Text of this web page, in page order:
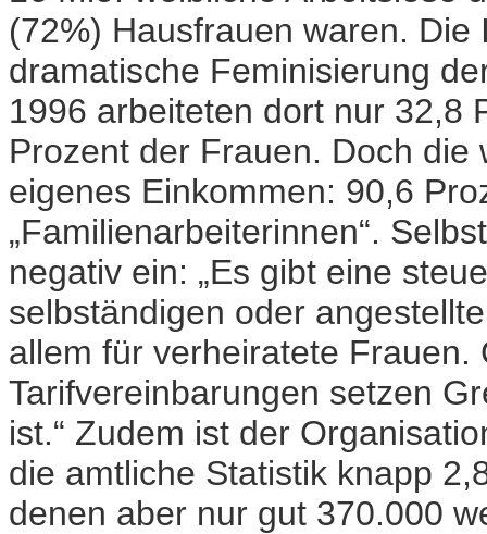
(72%) Hausfrauen waren.
dramatische Feminisierung
1996 arbeiteten dort nur 32,8
Prozent der Frauen. Doch
eigenes Einkommen: 90,6
„Familienarbeiterinnen“.
negativ ein: „Es gibt eine
selbständigen oder
allem für verheiratete
Tarifvereinbarungen setzen
ist.“ Zudem ist der
die amtliche Statistik knapp
denen aber nur gut 370.000